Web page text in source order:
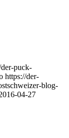
puck-
https://der-
blog-
04-27